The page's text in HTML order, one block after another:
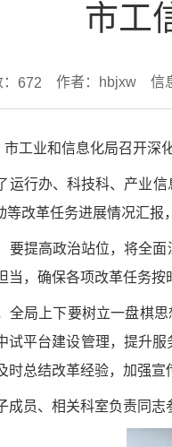
市工
672 作者：hbjxw 信
工业和信息化局召开深
运行办、科技科、产业
等改革任务进展情况汇报
要提高政治站位，将全
当，确保各项改革任务按
全局上下要树立一盘棋
试平台建设管理，提升
时总结改革经验，加强
成员、相关科室负责同志